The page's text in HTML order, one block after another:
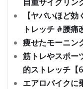
【ヤバいほど
トレッチ #腰痛
痩せたモーニン
筋トレやスポー
的ストレッチ【6
エアロバイクに